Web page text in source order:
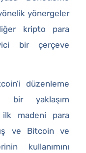
yönergeler
kripto para
bir çerçeve
düzenleme
bir yaklaşım
ilk madeni para
ve Bitcoin ve
kullanımını